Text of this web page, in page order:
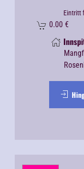
Eintritt
0.00 €